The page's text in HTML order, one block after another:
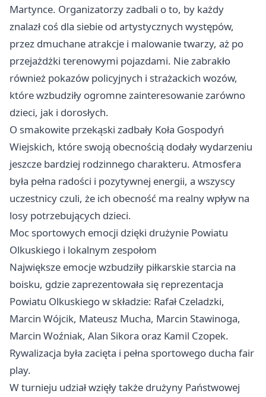
Martynce. Organizatorzy zadbali o to, by każdy
znalazł coś dla siebie od artystycznych występów,
przez dmuchane atrakcje i malowanie twarzy, aż po
przejażdżki terenowymi pojazdami. Nie zabrakło
również pokazów policyjnych i strażackich wozów,
które wzbudziły ogromne zainteresowanie zarówno
dzieci, jak i dorosłych.
O smakowite przekąski zadbały Koła Gospodyń
Wiejskich, które swoją obecnością dodały wydarzeniu
jeszcze bardziej rodzinnego charakteru. Atmosfera
była pełna radości i pozytywnej energii, a wszyscy
uczestnicy czuli, że ich obecność ma realny wpływ na
losy potrzebujących dzieci.
Moc sportowych emocji dzięki drużynie Powiatu
Olkuskiego i lokalnym zespołom
Największe emocje wzbudziły piłkarskie starcia na
boisku, gdzie zaprezentowała się reprezentacja
Powiatu Olkuskiego w składzie: Rafał Czeladzki,
Marcin Wójcik, Mateusz Mucha, Marcin Stawinoga,
Marcin Woźniak, Alan Sikora oraz Kamil Czopek.
Rywalizacja była zacięta i pełna sportowego ducha fair
play.
W turnieju udział wzięły także drużyny Państwowej